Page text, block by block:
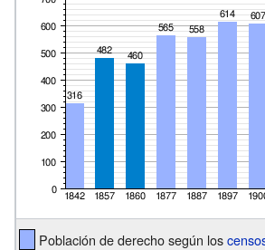
Población de derecho según los